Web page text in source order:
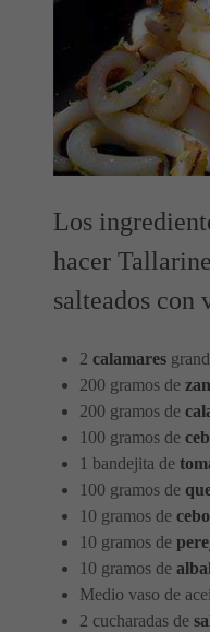
Los
hacer
salteados con
2 calamares
200 gramos de
200 gramos de
100 gramos de
1 bandejita de
100 gramos de
10 gramos de
10 gramos de
10 gramos de
Medio vaso de
2 cucharadas de